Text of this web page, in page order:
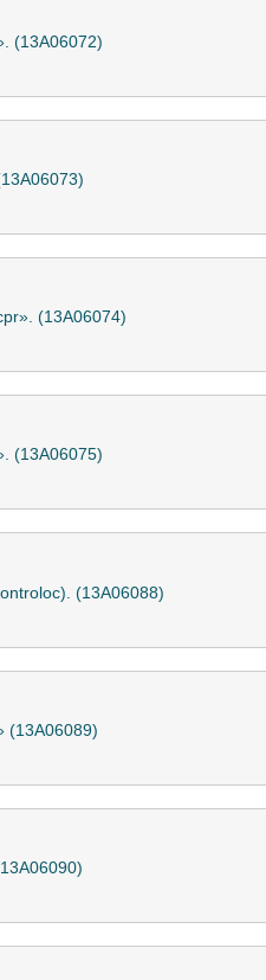
(13A06072)
(13A06074)
(13A06075)
(13A06088)
(13A06089)